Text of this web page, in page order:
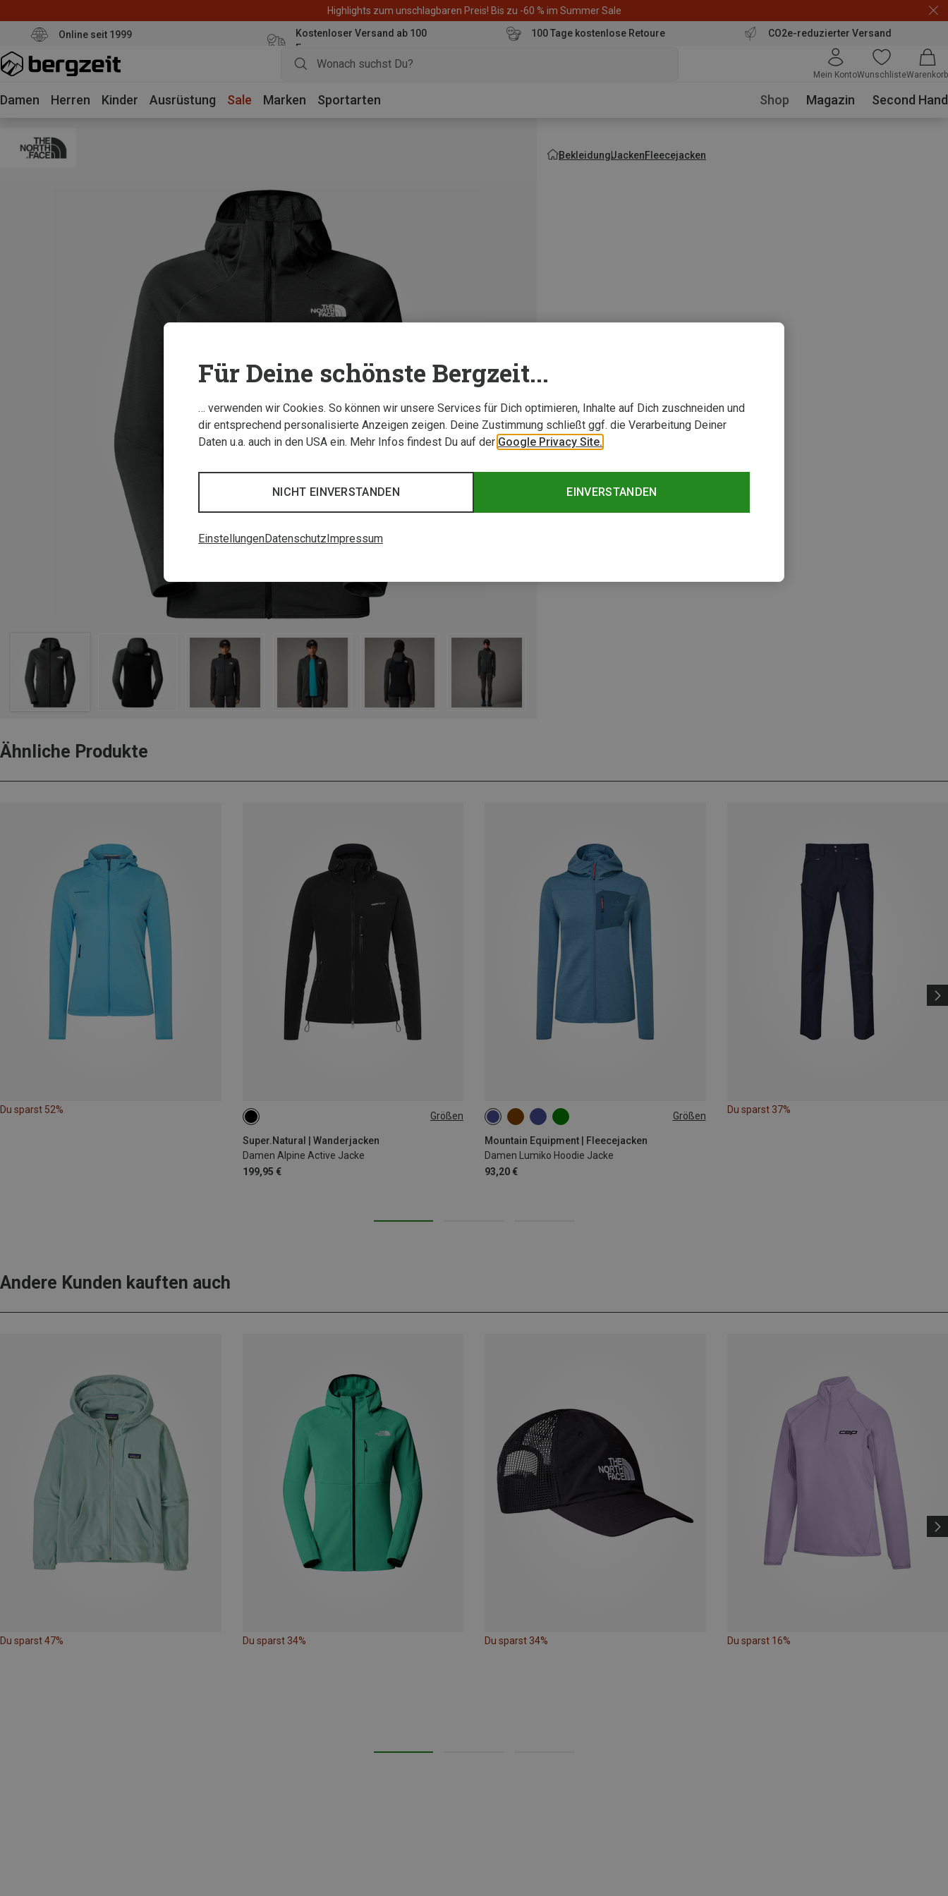
Highlights zum unschlagbaren Preis! Bis zu -60 % im Summer Sale
Online seit 1999
Kostenloser Versand ab 100
Euro
100 Tage kostenlose Retoure CO2e-reduzierter Versand
Mein KontoWunschlisteWarenkorb
Damen Herren Kinder Ausrüstung Sale Marken Sportarten Shop Magazin Second Hand
BekleidungJackenFleecejacken
Ähnliche Produkte
Du sparst 52%
Größen
Super.Natural | Wanderjacken
Damen Alpine Active Jacke
199,95 €
XS Größen
Mountain Equipment | Fleecejacken
Damen Lumiko Hoodie Jacke
93,20 €
XS S M
Du sparst 37%
Andere Kunden kauften auch
Du sparst 47% Du sparst 34% Du sparst 34% Du sparst 16%
Für Deine schönste Bergzeit...
… verwenden wir Cookies. So können wir unsere Services für Dich optimieren, Inhalte auf Dich zuschneiden und
dir entsprechend personalisierte Anzeigen zeigen. Deine Zustimmung schließt ggf. die Verarbeitung Deiner
Daten u.a. auch in den USA ein. Mehr Infos findest Du auf der Google Privacy Site.
EINVERSTANDEN
NICHT EINVERSTANDEN
EinstellungenDatenschutz Impressum